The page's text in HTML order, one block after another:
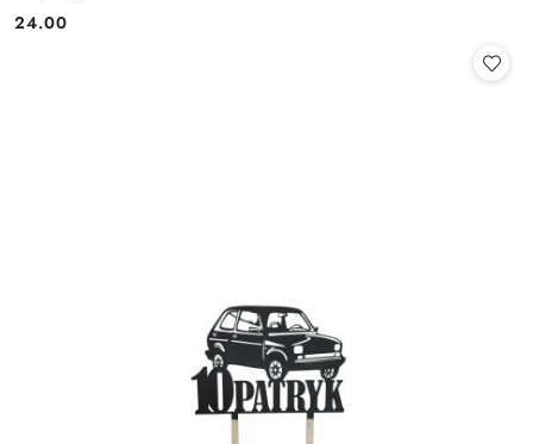
Cena:
24.00